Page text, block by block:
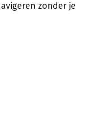
zonder je